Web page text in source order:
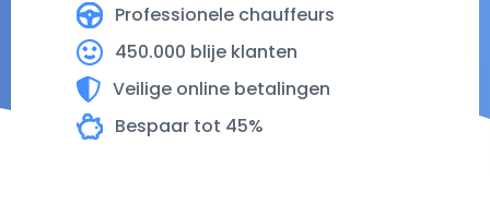
Professionele chauffeurs
450.000 blije klanten
Veilige online betalingen
Bespaar tot 45%